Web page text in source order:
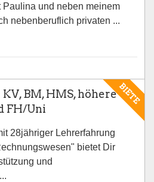
Paulina und neben meinem
nebenberuflich privaten ...
BIETE
BM, HMS, höhere
FH/Uni
28jähriger Lehrerfahrung
bietet Dir
und